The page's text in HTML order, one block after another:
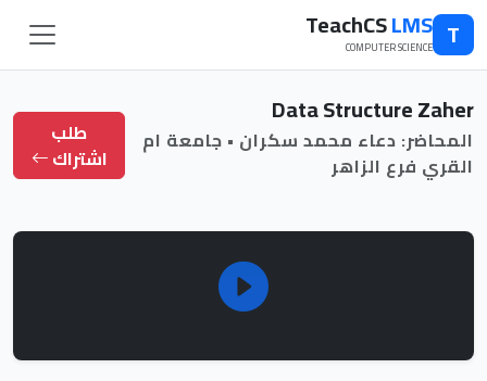
T
TeachCSLMS
COMPUTER SCIENCE
Data Structure Zaher
المحاضر: دعاء محمد سكران • جامعة ام
القري فرع الزاهر
طلب
اشتراك